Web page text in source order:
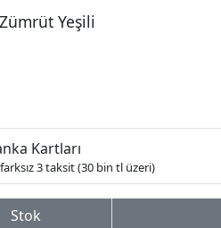
Yeşili
3 taksit (30 bin tl üzeri)
Stok